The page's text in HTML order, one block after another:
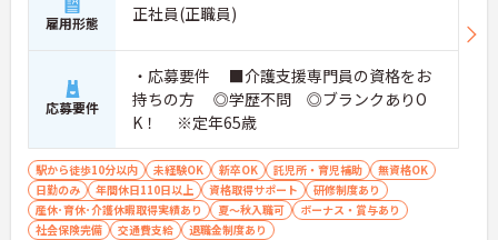
雇用形態 正社員(正職員)
応募要件
・応募要件 ■介護支援専門員の資格をお
持ちの方 ◎学歴不問 ◎ブランクありO
K！ ※定年65歳
駅から徒歩10分以内 未経験OK 新卒OK 託児所・育児補助
無資格OK
日勤のみ
年間休日110日以上 資格取得サポート
研修制度あり
産休･育休･介護休暇取得実績あり
夏～秋入職可
ボーナス・賞与あり
社会保険完備
交通費支給 退職金制度あり